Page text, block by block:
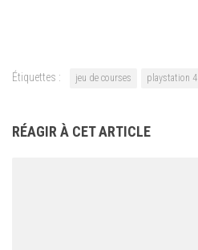
Étiquettes : jeu de courses playstation 4
RÉAGIR À CET ARTICLE